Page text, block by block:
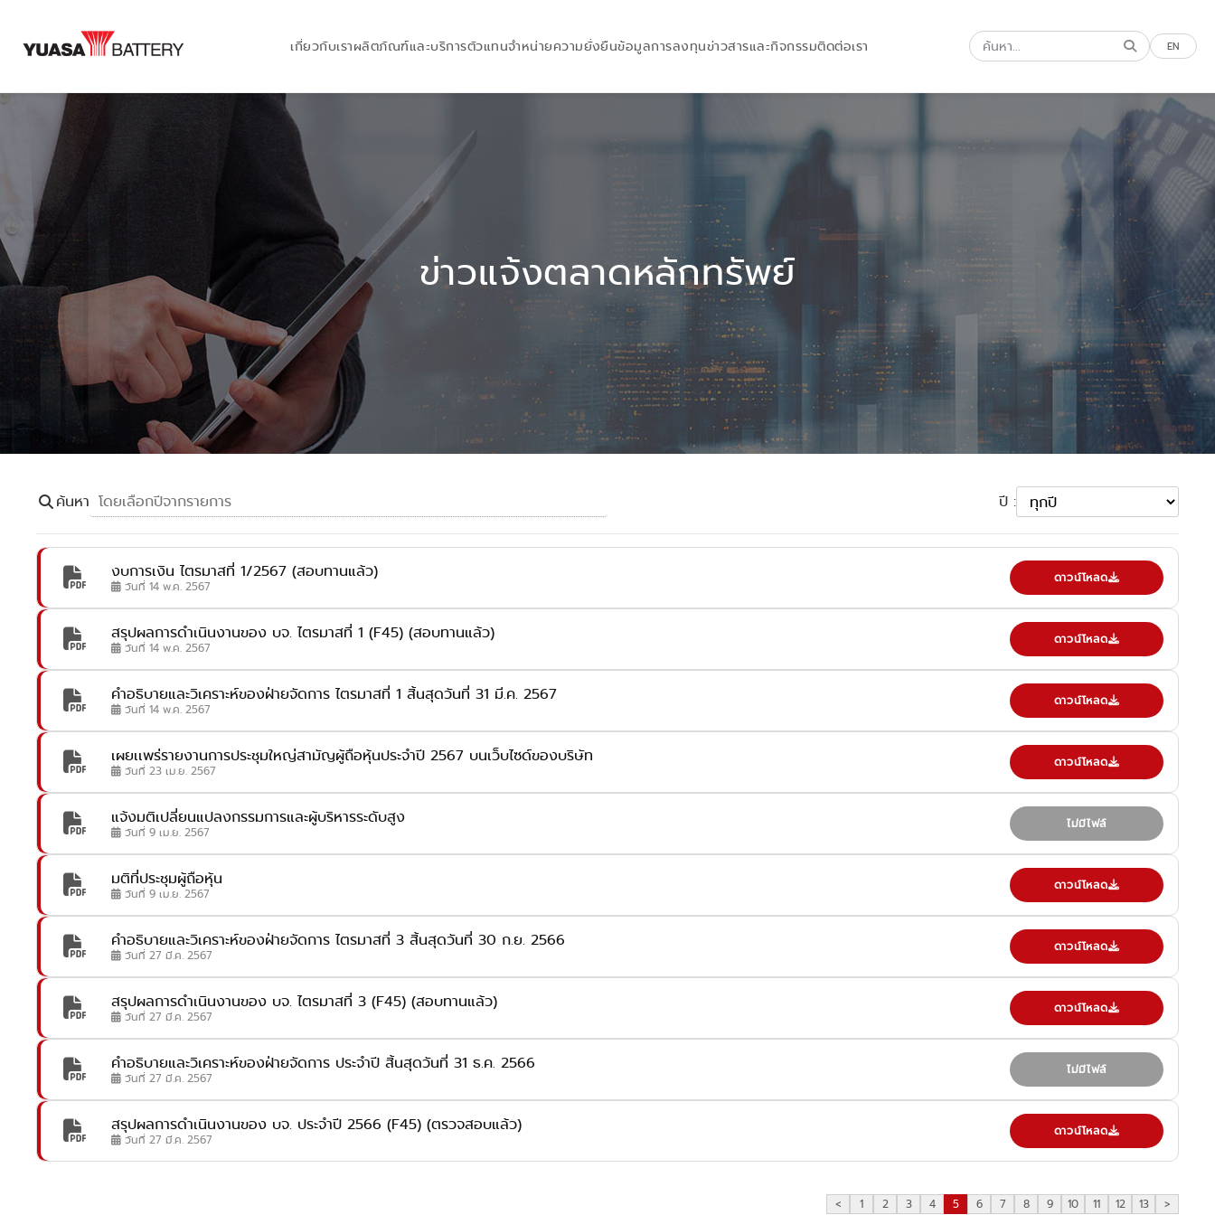
เกี่ยวกับเราผลิตภัณฑ์และบริการตัวแทนจำหน่ายความยั่งยืนข้อมูลการลงทุนข่าวสารและกิจกรรมติดต่อเรา EN
ข่าวแจ้งตลาดหลักทรัพย์
ค้นหา ปี :
งบการเงิน ไตรมาสที่ 1/2567 (สอบทานแล้ว)
วันที่ 14 พ.ค. 2567
ดาวน์โหลด
สรุปผลการดำเนินงานของ บจ. ไตรมาสที่ 1 (F45) (สอบทานแล้ว)
วันที่ 14 พ.ค. 2567
ดาวน์โหลด
คำอธิบายและวิเคราะห์ของฝ่ายจัดการ ไตรมาสที่ 1 สิ้นสุดวันที่ 31 มี.ค. 2567
วันที่ 14 พ.ค. 2567
ดาวน์โหลด
เผยเเพร่รายงานการประชุมใหญ่สามัญผู้ถือหุ้นประจำปี 2567 บนเว็บไซด์ของบริษัท
วันที่ 23 เม.ย. 2567
ดาวน์โหลด
แจ้งมติเปลี่ยนแปลงกรรมการและผู้บริหารระดับสูง
วันที่ 9 เม.ย. 2567
ไม่มีไฟล์
มติที่ประชุมผู้ถือหุ้น
วันที่ 9 เม.ย. 2567
ดาวน์โหลด
คำอธิบายและวิเคราะห์ของฝ่ายจัดการ ไตรมาสที่ 3 สิ้นสุดวันที่ 30 ก.ย. 2566
วันที่ 27 มี.ค. 2567
ดาวน์โหลด
สรุปผลการดำเนินงานของ บจ. ไตรมาสที่ 3 (F45) (สอบทานแล้ว)
วันที่ 27 มี.ค. 2567
ดาวน์โหลด
คำอธิบายและวิเคราะห์ของฝ่ายจัดการ ประจำปี สิ้นสุดวันที่ 31 ธ.ค. 2566
วันที่ 27 มี.ค. 2567
ไม่มีไฟล์
สรุปผลการดำเนินงานของ บจ. ประจำปี 2566 (F45) (ตรวจสอบแล้ว)
วันที่ 27 มี.ค. 2567
ดาวน์โหลด
< 1 2 3 4 5 6 7 8 9 10 11 12 13 >